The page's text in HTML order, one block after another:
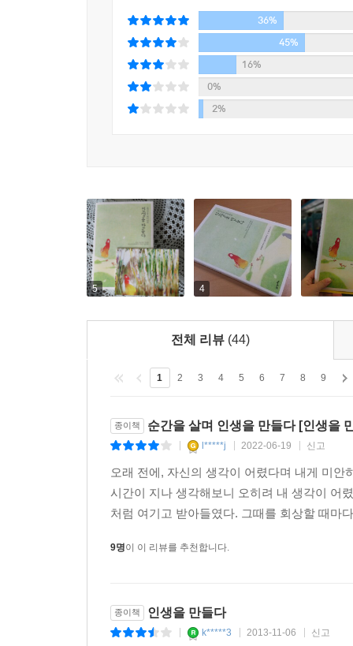
좌절하고 절망하며 대충대충 살아가는 이들이 너
책의 제목인 ‘인생을 만들다’는 그저 흘러가는
메시지를 담고 있다.
사람들은 저마다 다른 인생을 살아간다. 치열한
살아가는 사람도 있다. 그런데 인생에서 정작 중
자신의 직관을 믿고 행동하면 균형을 이룰 수
자신의 직관은 무시한다. 결과적으로 자기 자신
인생을 걸어갈 수 있고, 자신의 참인생을 살아가는
잠시 멈춤 버튼을 누르고 우주 에너지의 흐름에
경험이든 나쁜 경험이든 그것을 어떻게 받아들
자양분이 되도록 해야 한다고 말한다. 윌리엄
그러나 그는 긍정적인 에너지로 주위 사람들을
기울여야 할 것이다.
이 책은 진정한 공감이 무엇이고, 우리가 살아
동안은 누군가에게 보여주기 위한 ‘나’가 아니
만나는 즐거운 경험을 하게 될 것이다. 다양한
그리고 항상 가슴속에 이 말을 담아두시길.
21세기북스 [인생을 만들다]의 서면 인터뷰
36%
45%
16%
0%
2%
5 4
전체 리뷰 (44)
1 2 3 4 5 6 7 8 9
종이책 순간을 살며 인생을 만들다 [인생을
l*****j 2022-06-19 신고
오래 전에, 자신의 생각이 어렸다며 내게 미
시간이 지나 생각해보니 오히려 내 생각이 어
처럼 여기고 받아들였다. 그때를 회상할 때마
9명이 이 리뷰를 추천합니다.
종이책 인생을 만들다
k*****3 2013-11-06 신고